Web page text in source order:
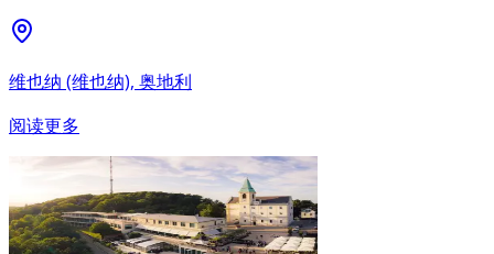
维也纳 (维也纳), 奥地利
阅读更多